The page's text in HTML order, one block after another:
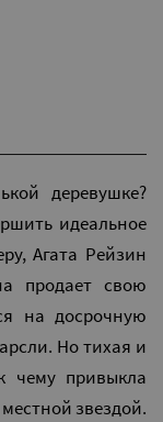
деревушке?
идеальное
Агата Рейзин
продает свою
на досрочную
Но тихая и
чему привыкла
звездой.